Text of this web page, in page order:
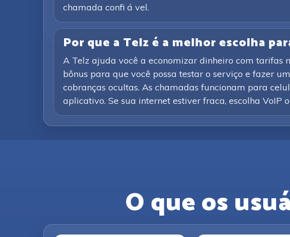
chamada confi á vel.
Por que a Telz é a melhor escolha
A Telz ajuda você a economizar dinheiro com tarifas
bônus para que você possa testar o serviço e fazer
cobranças ocultas. As chamadas funcionam para
aplicativo. Se sua internet estiver fraca, escolha VoIP
O que os